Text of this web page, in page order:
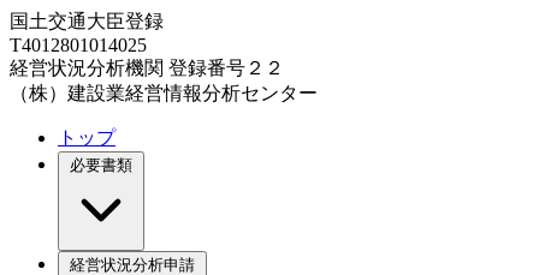
国土交通大臣登録
T4012801014025
経営状況分析機関 登録番号２２
（株）建設業経営情報分析センター
トップ
必要書類
経営状況分析申請